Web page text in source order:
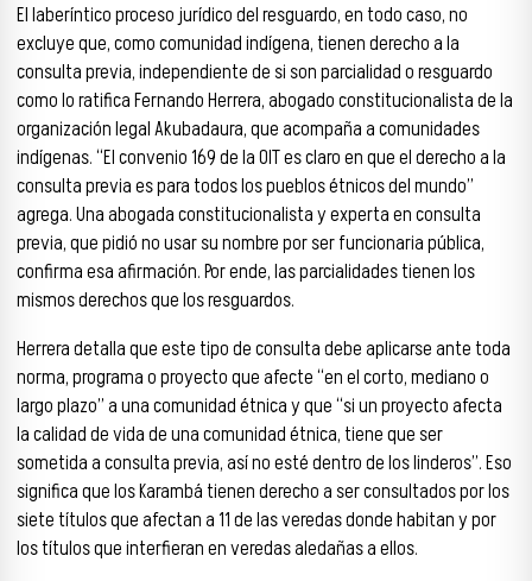
El laberíntico proceso jurídico del resguardo, en todo caso, no
excluye que, como comunidad indígena, tienen derecho a la
consulta previa, independiente de si son parcialidad o resguardo
como lo ratifica Fernando Herrera, abogado constitucionalista de la
organización legal Akubadaura, que acompaña a comunidades
indígenas. “El convenio 169 de la OIT es claro en que el derecho a la
consulta previa es para todos los pueblos étnicos del mundo”
agrega. Una abogada constitucionalista y experta en consulta
previa, que pidió no usar su nombre por ser funcionaria pública,
confirma esa afirmación. Por ende, las parcialidades tienen los
mismos derechos que los resguardos.
Herrera detalla que este tipo de consulta debe aplicarse ante toda
norma, programa o proyecto que afecte “en el corto, mediano o
largo plazo” a una comunidad étnica y que “si un proyecto afecta
la calidad de vida de una comunidad étnica, tiene que ser
sometida a consulta previa, así no esté dentro de los linderos”. Eso
significa que los Karambá tienen derecho a ser consultados por los
siete títulos que afectan a 11 de las veredas donde habitan y por
los títulos que interfieran en veredas aledañas a ellos.